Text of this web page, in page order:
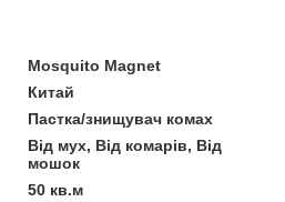
Mosquito Magnet
Китай
Пастка/знищувач комах
Від мух, Від комарів, Від
мошок
50 кв.м